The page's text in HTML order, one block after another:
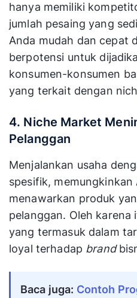
hanya memiliki
jumlah pesaing yang
Anda mudah dan cepat
berpotensi untuk
konsumen-konsumen
yang terkait dengan
4. Niche Market
Pelanggan
Menjalankan usaha
spesifik, memungkinkan
menawarkan produk
pelanggan. Oleh karena
yang termasuk dalam
loyal terhadap brand
Baca juga: Contoh